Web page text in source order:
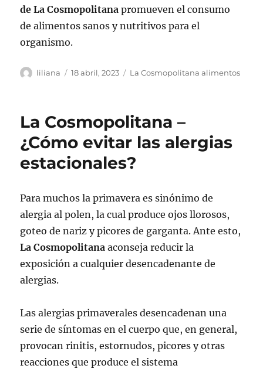
de La Cosmopolitanapromueven el consumo
de alimentos sanos y nutritivos para el
organismo.
Autor
liliana
Publicado
18 abril, 2023 Categorías
La Cosmopolitana alimentos
La Cosmopolitana –
¿Cómo evitar las alergias
estacionales?
Para muchos la primavera es sinónimo de
alergia al polen, la cual produce ojos llorosos,
goteo de nariz y picores de garganta. Ante esto,
La Cosmopolitana aconseja reducir la
exposición a cualquier desencadenante de
alergias.
Las alergias primaverales desencadenan una
serie de síntomas en el cuerpo que, en general,
provocan rinitis, estornudos, picores y otras
reacciones que produce el sistema